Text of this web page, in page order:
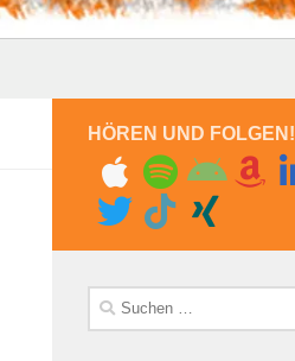
HÖREN UND FOLGEN!
Suchen
nach: